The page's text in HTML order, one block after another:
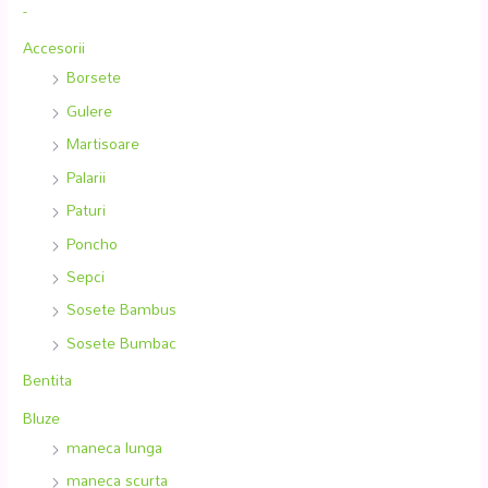
-
Accesorii
Borsete
Gulere
Martisoare
Palarii
Paturi
Poncho
Sepci
Sosete Bambus
Sosete Bumbac
Bentita
Bluze
maneca lunga
maneca scurta